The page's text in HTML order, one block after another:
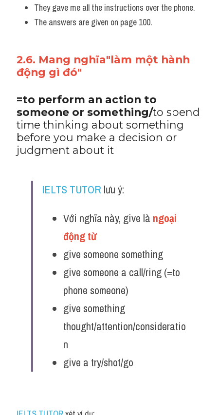
They gave me all the instructions over the phone.
The answers are given on page 100.
2.6. Mang nghĩa"làm một hành
động gì đó"
=to perform an action to
someone or something/to spend
time thinking about something
before you make a decision or
judgment about it
IELTS TUTOR lưu ý:
Với nghĩa này, give là ngoại
động từ
give someone something
give someone a call/ring (=to
phone someone)
give something
thought/attention/consideratio
n
give a try/shot/go